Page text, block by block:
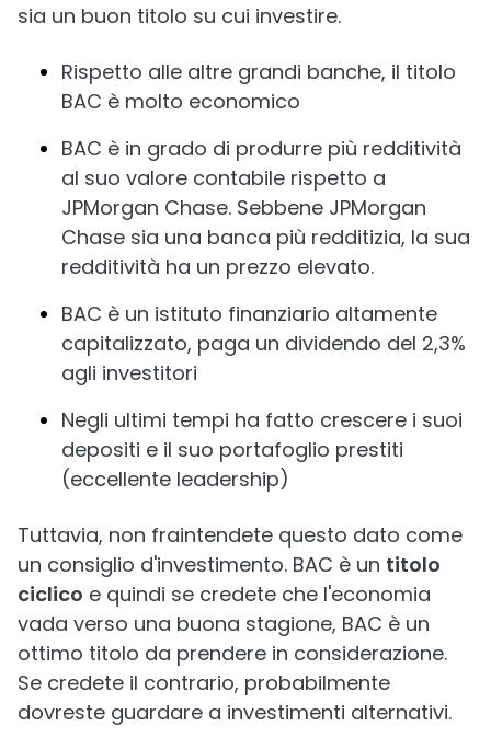
sia un buon titolo su cui investire.
Rispetto alle altre grandi banche, il titolo
BAC è molto economico
BAC è in grado di produrre più redditività
al suo valore contabile rispetto a
JPMorgan Chase. Sebbene JPMorgan
Chase sia una banca più redditizia, la sua
redditività ha un prezzo elevato.
BAC è un istituto finanziario altamente
capitalizzato, paga un dividendo del 2,3%
agli investitori
Negli ultimi tempi ha fatto crescere i suoi
depositi e il suo portafoglio prestiti
(eccellente leadership)
Tuttavia, non fraintendete questo dato come
un consiglio d'investimento. BAC è un titolo
ciclico e quindi se credete che l'economia
vada verso una buona stagione, BAC è un
ottimo titolo da prendere in considerazione.
Se credete il contrario, probabilmente
dovreste guardare a investimenti alternativi.